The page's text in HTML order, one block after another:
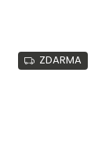
ZDARMA